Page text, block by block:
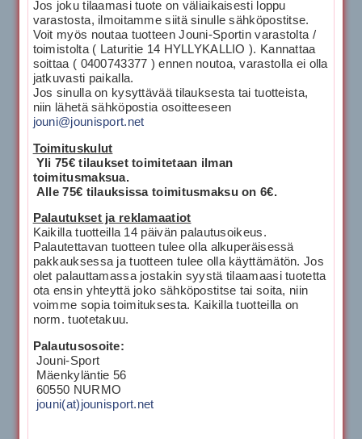
Jos joku tilaamasi tuote on väliaikaisesti loppu
varastosta, ilmoitamme siitä sinulle sähköpostitse.
Voit myös noutaa tuotteen Jouni-Sportin varastolta /
toimistolta ( Laturitie 14 HYLLYKALLIO ). Kannattaa
soittaa ( 0400743377 ) ennen noutoa, varastolla ei olla
jatkuvasti paikalla.
Jos sinulla on kysyttävää tilauksesta tai tuotteista,
niin lähetä sähköpostia osoitteeseen
jouni@jounisport.net
Toimituskulut
Yli 75€ tilaukset toimitetaan ilman
toimitusmaksua.
Alle 75€ tilauksissa toimitusmaksu on 6€.
Palautukset ja reklamaatiot
Kaikilla tuotteilla 14 päivän palautusoikeus.
Palautettavan tuotteen tulee olla alkuperäisessä
pakkauksessa ja tuotteen tulee olla käyttämätön. Jos
olet palauttamassa jostakin syystä tilaamaasi tuotetta
ota ensin yhteyttä joko sähköpostitse tai soita, niin
voimme sopia toimituksesta. Kaikilla tuotteilla on
norm. tuotetakuu.
Palautusosoite:
Jouni-Sport
Mäenkyläntie 56
60550 NURMO
jouni(at)jounisport.net